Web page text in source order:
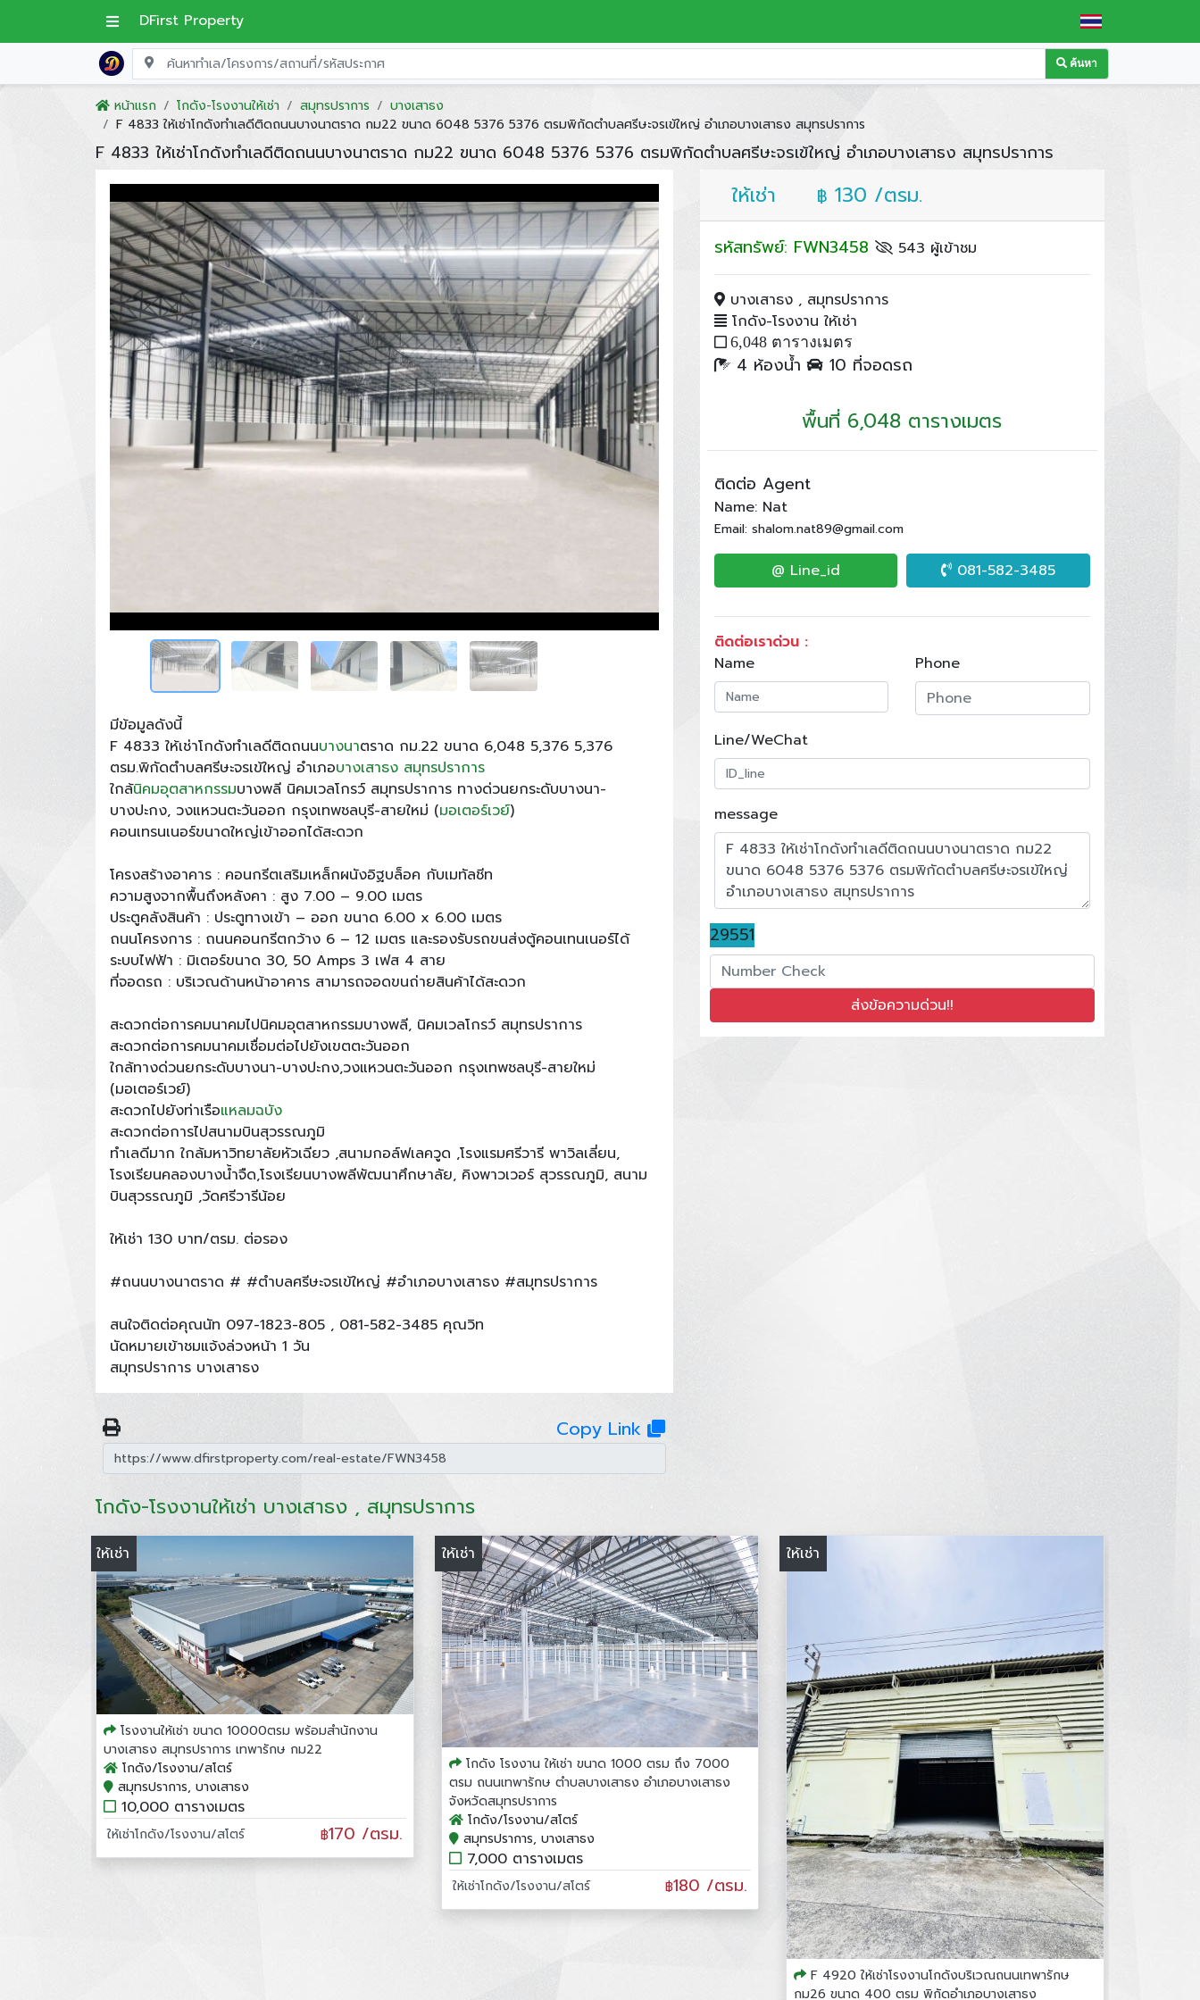
DFirst Property
ค้นหา
หน้าแรก โกดัง-โรงงานให้เช่า สมุทรปราการ
บางเสาธง
F 4833 ให้เช่าโกดังทำเลดีติดถนนบางนาตราด กม22 ขนาด 6048 5376 5376 ตรมพิกัดตำบลศรีษะจรเข้ใหญ่ อำเภอบางเสาธง สมุทรปราการ
F 4833 ให้เช่าโกดังทำเลดีติดถนนบางนาตราด กม22 ขนาด 6048 5376 5376 ตรมพิกัดตำบลศรีษะจรเข้ใหญ่ อำเภอบางเสาธง สมุทรปราการ
มีข้อมูลดังนี้
F 4833 ให้เช่าโกดังทำเลดีติดถนนบางนาตราด กม.22 ขนาด 6,048 5,376 5,376
ตรม.พิกัดตำบลศรีษะจรเข้ใหญ่ อำเภอบางเสาธง สมุทรปราการ
ใกล้นิคมอุตสาหกรรมบางพลี นิคมเวลโกรว์ สมุทรปราการ ทางด่วนยกระดับบางนา-
บางปะกง, วงแหวนตะวันออก กรุงเทพชลบุรี-สายใหม่ (มอเตอร์เวย์)
คอนเทรนเนอร์ขนาดใหญ่เข้าออกได้สะดวก
โครงสร้างอาคาร : คอนกรีตเสริมเหล็กผนังอิฐบล็อค กับเมทัลชีท
ความสูงจากพื้นถึงหลังคา : สูง 7.00 – 9.00 เมตร
ประตูคลังสินค้า : ประตูทางเข้า – ออก ขนาด 6.00 x 6.00 เมตร
ถนนโครงการ : ถนนคอนกรีตกว้าง 6 – 12 เมตร และรองรับรถขนส่งตู้คอนเทนเนอร์ได้
ระบบไฟฟ้า : มิเตอร์ขนาด 30, 50 Amps 3 เฟส 4 สาย
ที่จอดรถ : บริเวณด้านหน้าอาคาร สามารถจอดขนถ่ายสินค้าได้สะดวก
สะดวกต่อการคมนาคมไปนิคมอุตสาหกรรมบางพลี, นิคมเวลโกรว์ สมุทรปราการ
สะดวกต่อการคมนาคมเชื่อมต่อไปยังเขตตะวันออก
ใกล้ทางด่วนยกระดับบางนา-บางปะกง,วงแหวนตะวันออก กรุงเทพชลบุรี-สายใหม่
(มอเตอร์เวย์)
สะดวกไปยังท่าเรือแหลมฉบัง
สะดวกต่อการไปสนามบินสุวรรณภูมิ
ทำเลดีมาก ใกล้มหาวิทยาลัยหัวเฉียว ,สนามกอล์ฟเลควูด ,โรงแรมศรีวารี พาวิลเลี่ยน,
โรงเรียนคลองบางน้ำจืด,โรงเรียนบางพลีพัฒนาศึกษาลัย, คิงพาวเวอร์ สุวรรณภูมิ, สนาม
บินสุวรรณภูมิ ,วัดศรีวารีน้อย
ให้เช่า 130 บาท/ตรม. ต่อรอง
#ถนนบางนาตราด # #ตำบลศรีษะจรเข้ใหญ่ #อำเภอบางเสาธง #สมุทรปราการ
สนใจติดต่อคุณนัท 097-1823-805 , 081-582-3485 คุณวิท
นัดหมายเข้าชมแจ้งล่วงหน้า 1 วัน
สมุทรปราการ บางเสาธง
Copy Link
ให้เช่า ฿ 130 /ตรม.
รหัสทรัพย์: FWN3458 543 ผู้เข้าชม
บางเสาธง , สมุทรปราการ
โกดัง-โรงงาน ให้เช่า
6,048 ตารางเมตร
4 ห้องน้ำ 10 ที่จอดรถ
พื้นที่ 6,048 ตารางเมตร
ติดต่อ Agent
Name: Nat
Email: shalom.nat89@gmail.com
@ Line_id 081-582-3485
ติดต่อเราด่วน :
Name
Phone
Line/WeChat
message
29551
โกดัง-โรงงานให้เช่า บางเสาธง , สมุทรปราการ
ให้เช่า
โรงงานให้เช่า ขนาด 10000ตรม พร้อมสำนักงาน
บางเสาธง สมุทรปราการ เทพารักษ กม22
โกดัง/โรงงาน/สโตร์
สมุทรปราการ, บางเสาธง
10,000 ตารางเมตร
ให้เช่าโกดัง/โรงงาน/สโตร์ ฿170 /ตรม.
ให้เช่า
โกดัง โรงงาน ให้เช่า ขนาด 1000 ตรม ถึง 7000
ตรม ถนนเทพารักษ ตำบลบางเสาธง อำเภอบางเสาธง
จังหวัดสมุทรปราการ
โกดัง/โรงงาน/สโตร์
สมุทรปราการ, บางเสาธง
7,000 ตารางเมตร
ให้เช่าโกดัง/โรงงาน/สโตร์ ฿180 /ตรม.
ให้เช่า
F 4920 ให้เช่าโรงงานโกดังบริเวณถนนเทพารักษ
กม26 ขนาด 400 ตรม พิกัดอำเภอบางเสาธง